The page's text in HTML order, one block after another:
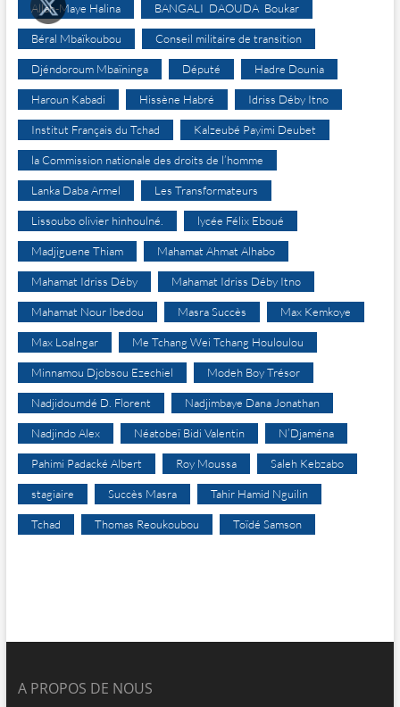
Allah-Maye Halina BANGALI DAOUDA Boukar
Béral Mbaïkoubou Conseil militaire de transition
Djéndoroum Mbaïninga Député Hadre Dounia
Haroun Kabadi Hissène Habré Idriss Déby Itno
Institut Français du Tchad Kalzeubé Payimi Deubet
la Commission nationale des droits de l’homme
Lanka Daba Armel Les Transformateurs
Lissoubo olivier hinhoulné. lycée Félix Eboué
Madjiguene Thiam Mahamat Ahmat Alhabo
Mahamat Idriss Déby Mahamat Idriss Déby Itno
Mahamat Nour Ibedou Masra Succès Max Kemkoye
Max Loalngar Me Tchang Wei Tchang Houloulou
Minnamou Djobsou Ezechiel Modeh Boy Trésor
Nadjidoumdé D. Florent Nadjimbaye Dana Jonathan
Nadjindo Alex Néatobeï Bidi Valentin N’Djaména
Pahimi Padacké Albert Roy Moussa Saleh Kebzabo
stagiaire Succès Masra Tahir Hamid Nguilin
Tchad Thomas Reoukoubou Toïdé Samson
A PROPOS DE NOUS